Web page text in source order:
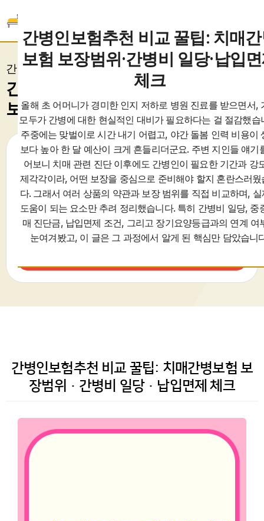
간병인보험료 가격비교
간병인보험비교 맞춤 설계
보험전문가 무료상담
남 여
개인정보수집 및 활용동의 [보기]
간병인보험추천 비교 꿀팁: 치매간병보험 보
장범위·간병비 일당·납입면제 체크
간병인보험추천 비교 꿀팁: 치매
보험 보장범위·간병비 일당·납입
체크
올해 초 어머니가 경미한 인지 저하로 병원 진료를 받으면서,
모두가 간병에 대한 현실적인 대비가 필요하다는 걸 절감했습
주중에는 맞벌이로 시간 내기 어렵고, 야간 돌봄 인력 비용이
보다 높아 한 달 예산이 크게 흔들리더군요. 주변 지인들 얘기
어보니 치매 관련 진단 이후에도 간병인이 필요한 기간과 강
제각각이라, 어떤 보장을 중심으로 준비해야 할지 혼란스러웠
다. 그래서 여러 상품의 약관과 보장 범위를 직접 비교하며, 실
도움이 되는 요소만 추려 정리했습니다. 특히 간병비 일당, 중
매 진단금, 납입면제 조건, 그리고 장기요양등급과의 연계 여
눈여겨봤고, 이 글은 그 과정에서 알게 된 핵심만 담았습니